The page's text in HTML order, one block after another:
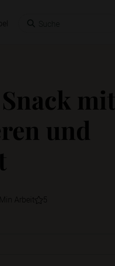
mit
und
Arbeit 5